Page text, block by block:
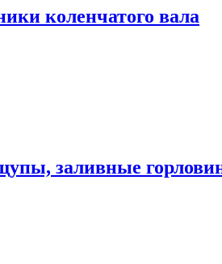
коленчатого вала
заливные